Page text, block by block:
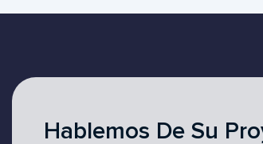
Hablemos De Su